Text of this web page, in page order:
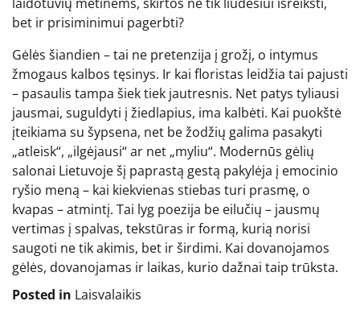
bet ir prisiminimui pagerbti?
Gėlės šiandien – tai ne pretenzija į grožį, o intymus
žmogaus kalbos tęsinys. Ir kai floristas leidžia tai pajusti
– pasaulis tampa šiek tiek jautresnis. Net patys tyliausi
jausmai, suguldyti į žiedlapius, ima kalbėti. Kai puokštė
įteikiama su šypsena, net be žodžių galima pasakyti
„atleisk“, „ilgėjausi“ ar net „myliu“. Modernūs gėlių
salonai Lietuvoje šį paprastą gestą pakylėja į emocinio
ryšio meną – kai kiekvienas stiebas turi prasmę, o
kvapas – atmintį. Tai lyg poezija be eilučių – jausmų
vertimas į spalvas, tekstūras ir formą, kurią norisi
saugoti ne tik akimis, bet ir širdimi. Kai dovanojamos
gėlės, dovanojamas ir laikas, kurio dažnai taip trūksta.
Posted in Laisvalaikis